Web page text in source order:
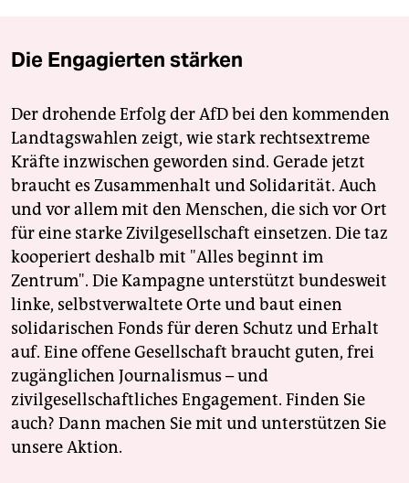
Die Engagierten stärken
Der drohende Erfolg der AfD bei den kommenden
Landtagswahlen zeigt, wie stark rechtsextreme
Kräfte inzwischen geworden sind. Gerade jetzt
braucht es Zusammenhalt und Solidarität. Auch
und vor allem mit den Menschen, die sich vor Ort
für eine starke Zivilgesellschaft einsetzen. Die taz
kooperiert deshalb mit "Alles beginnt im
Zentrum". Die Kampagne unterstützt bundesweit
linke, selbstverwaltete Orte und baut einen
solidarischen Fonds für deren Schutz und Erhalt
auf. Eine offene Gesellschaft braucht guten, frei
zugänglichen Journalismus – und
zivilgesellschaftliches Engagement. Finden Sie
auch? Dann machen Sie mit und unterstützen Sie
unsere Aktion.